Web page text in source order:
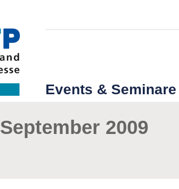
Events & Seminare
September 2009